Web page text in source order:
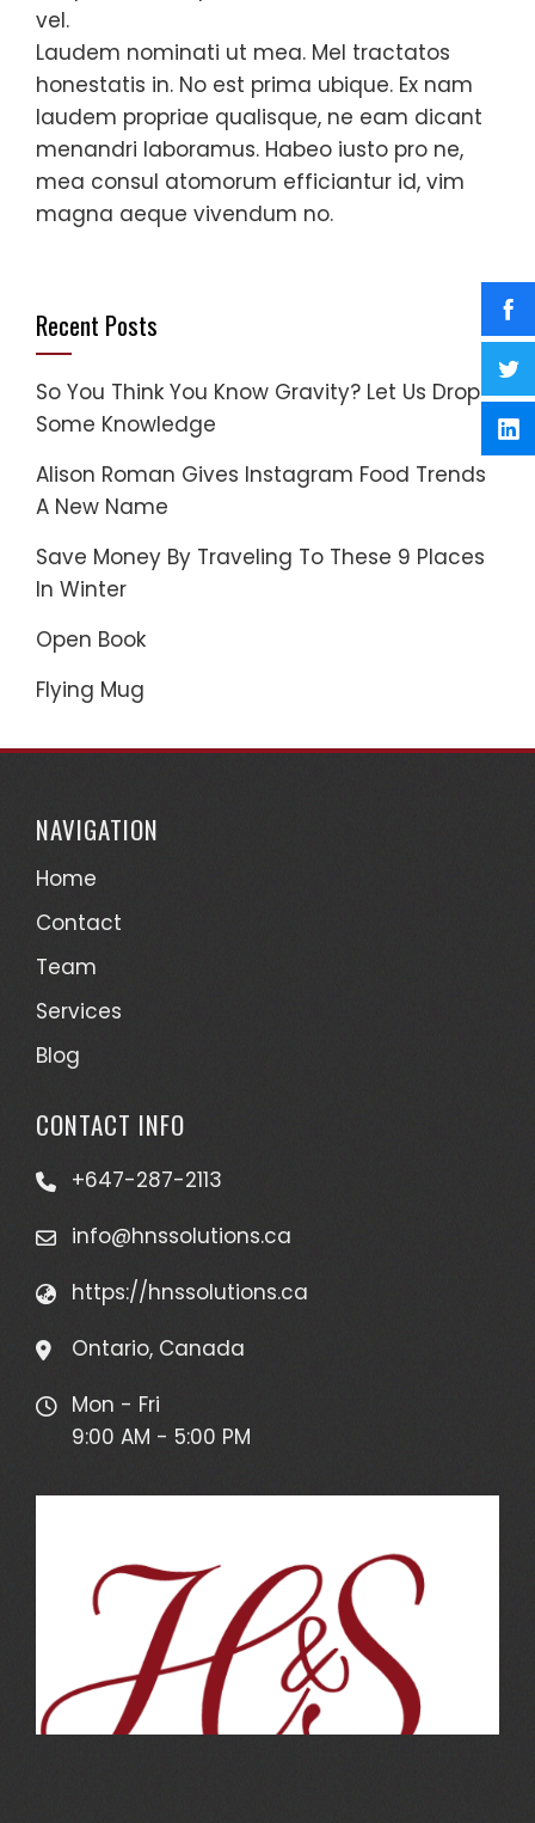
vel.
Laudem nominati ut mea. Mel tractatos
honestatis in. No est prima ubique. Ex nam
laudem propriae qualisque, ne eam dicant
menandri laboramus. Habeo iusto pro ne,
mea consul atomorum efficiantur id, vim
magna aeque vivendum no.
Recent Posts
So You Think You Know Gravity? Let Us Drop
Some Knowledge
Alison Roman Gives Instagram Food Trends
A New Name
Save Money By Traveling To These 9 Places
In Winter
Open Book
Flying Mug
NAVIGATION
Home
Contact
Team
Services
Blog
CONTACT INFO
+647-287-2113
info@hnssolutions.ca
https://hnssolutions.ca
Ontario, Canada
Mon - Fri
9:00 AM - 5:00 PM